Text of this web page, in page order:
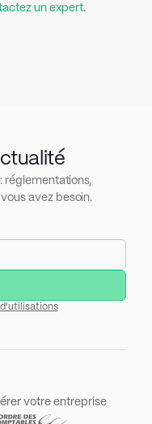
un expert.
réglementations,
avez besoin.
votre entreprise